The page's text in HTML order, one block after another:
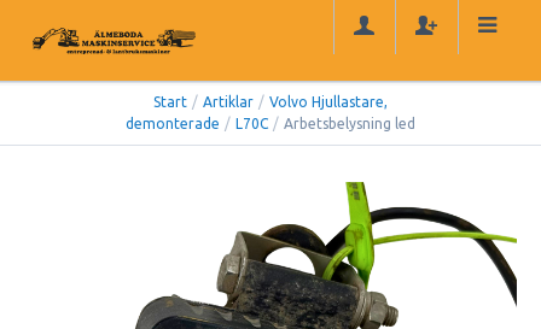
Start / Artiklar / Volvo Hjullastare,
demonterade / L70C / Arbetsbelysning led